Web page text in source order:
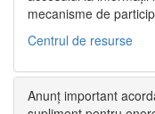
mecanisme de
Centrul de resurse
Anunț important